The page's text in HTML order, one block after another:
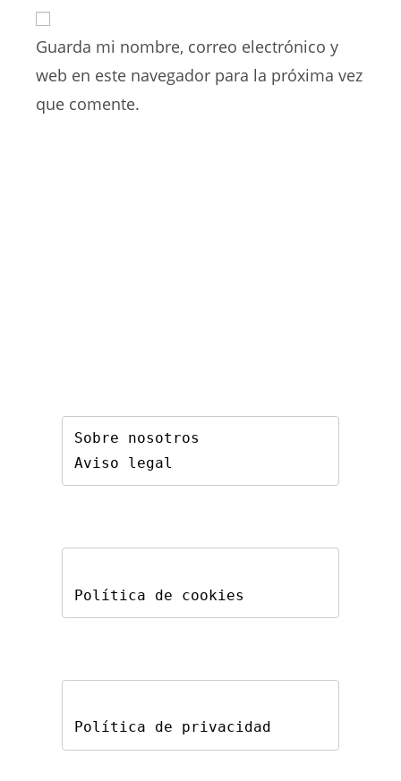
para
comentar
electrónico
para
de
tu
web
Guarda mi nombre, correo electrónico y
web en este navegador para la próxima vez
que comente.
Sobre nosotros
Aviso legal
Política de cookies
Política de privacidad